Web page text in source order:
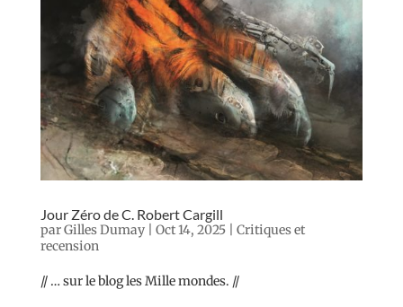
Jour Zéro de C. Robert Cargill
parGilles Dumay| Oct 14, 2025| Critiques et
recension
// … sur le blog les Mille mondes. //